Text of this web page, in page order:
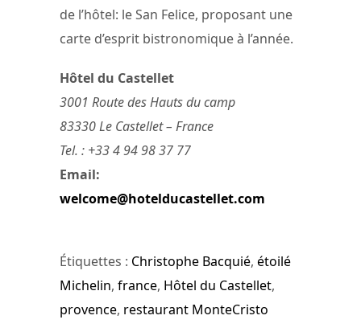
de l’hôtel: le San Felice, proposant une
carte d’esprit bistronomique à l’année.
Hôtel du Castellet
3001 Route des Hauts du camp
83330 Le Castellet – France
Tel. : +33 4 94 98 37 77
Email:
welcome@hotelducastellet.com
Étiquettes : Christophe Bacquié, étoilé
Michelin, france, Hôtel du Castellet,
provence, restaurant MonteCristo